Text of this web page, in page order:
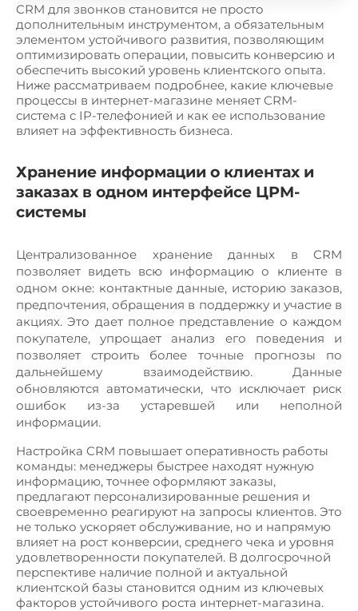
CRM для звонков становится не просто
дополнительным инструментом, а обязательным
элементом устойчивого развития, позволяющим
оптимизировать операции, повысить конверсию и
обеспечить высокий уровень клиентского опыта.
Ниже рассматриваем подробнее, какие ключевые
процессы в интернет-магазине меняет CRM-
система с IP-телефонией и как ее использование
влияет на эффективность бизнеса.
Хранение информации о клиентах и
заказах в одном интерфейсе ЦРМ-
системы
Централизованное хранение данных в CRM
позволяет видеть всю информацию о клиенте в
одном окне: контактные данные, историю заказов,
предпочтения, обращения в поддержку и участие в
акциях. Это дает полное представление о каждом
покупателе, упрощает анализ его поведения и
позволяет строить более точные прогнозы по
дальнейшему взаимодействию. Данные
обновляются автоматически, что исключает риск
ошибок из-за устаревшей или неполной
информации.
Настройка CRM повышает оперативность работы
команды: менеджеры быстрее находят нужную
информацию, точнее оформляют заказы,
предлагают персонализированные решения и
своевременно реагируют на запросы клиентов. Это
не только ускоряет обслуживание, но и напрямую
влияет на рост конверсии, среднего чека и уровня
удовлетворенности покупателей. В долгосрочной
перспективе наличие полной и актуальной
клиентской базы становится одним из ключевых
факторов устойчивого роста интернет-магазина.